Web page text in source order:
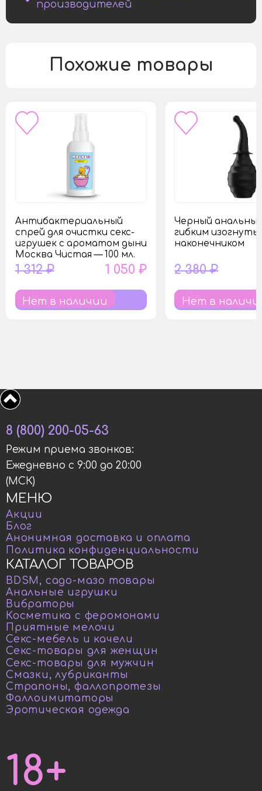
производителей
Похожие товары
Антибактериальный
спрей для очистки секс-
игрушек с ароматом дыни
Москва Чистая — 100 мл.
1 312 ₽ 1 050 ₽
Нет в наличии
Черный
гибким
наконечником
2 380 ₽
Нет в
КАТАЛОГ ТОВАРОВ
BDSM, садо-мазо товары
Анальные игрушки
Вибраторы
Косметика с феромонами
Приятные мелочи
Секс-мебель и качели
Секс-товары для женщин
Секс-товары для мужчин
Смазки, лубриканты
Страпоны, фаллопротезы
Фаллоимитаторы
Эротическая одежда
МЕНЮ
Акции
Блог
Анонимная доставка и оплата
Политика конфиденциальности
8 (800) 200-05-63
Режим приема звонков:
Ежедневно с 9:00 до 20:00
(МСК)
18+